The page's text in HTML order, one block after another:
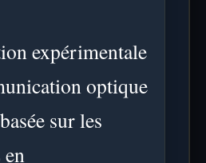
expérimentale
optique
sur les
en